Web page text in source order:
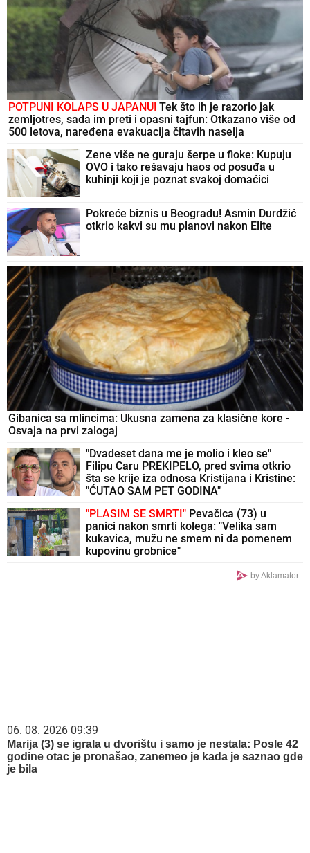
POTPUNI KOLAPS U JAPANU! Tek što ih je razorio jak
zemljotres, sada im preti i opasni tajfun: Otkazano više od
500 letova, naređena evakuacija čitavih naselja
Žene više ne guraju šerpe u fioke: Kupuju
OVO i tako rešavaju haos od posuđa u
kuhinji koji je poznat svakoj domaćici
Pokreće biznis u Beogradu! Asmin Durdžić
otkrio kakvi su mu planovi nakon Elite
Gibanica sa mlincima: Ukusna zamena za klasične kore -
Osvaja na prvi zalogaj
"Dvadeset dana me je molio i kleo se"
Filipu Caru PREKIPELO, pred svima otkrio
šta se krije iza odnosa Kristijana i Kristine:
"ĆUTAO SAM PET GODINA"
"PLAŠIM SE SMRTI" Pevačica (73) u
panici nakon smrti kolega: "Velika sam
kukavica, mužu ne smem ni da pomenem
kupovinu grobnice"
by Aklamator
06. 08. 2026 09:39
Marija (3) se igrala u dvorištu i samo je nestala: Posle 42
godine otac je pronašao, zanemeo je kada je saznao gde
je bila